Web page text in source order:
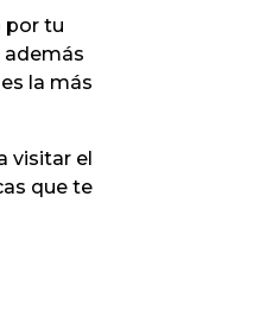
por tu
además
la más
visitar el
que te